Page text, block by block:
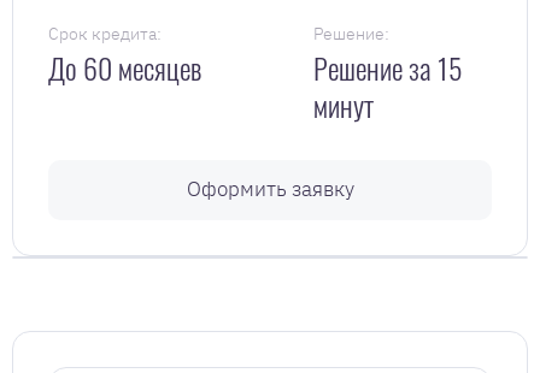
Срок кредита:
До 60 месяцев
Решение:
Решение за 15
минут
Оформить заявку